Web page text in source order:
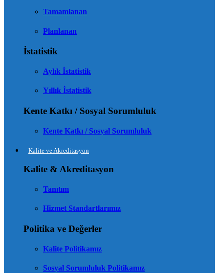
Tamamlanan
Planlanan
İstatistik
Aylık İstatistik
Yıllık İstatistik
Kente Katkı / Sosyal Sorumluluk
Kente Katkı / Sosyal Sorumluluk
Kalite ve Akreditasyon
Kalite & Akreditasyon
Tanıtım
Hizmet Standartlarımız
Politika ve Değerler
Kalite Politikamız
Sosyal Sorumluluk Politikamız